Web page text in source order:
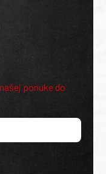
ponuke do